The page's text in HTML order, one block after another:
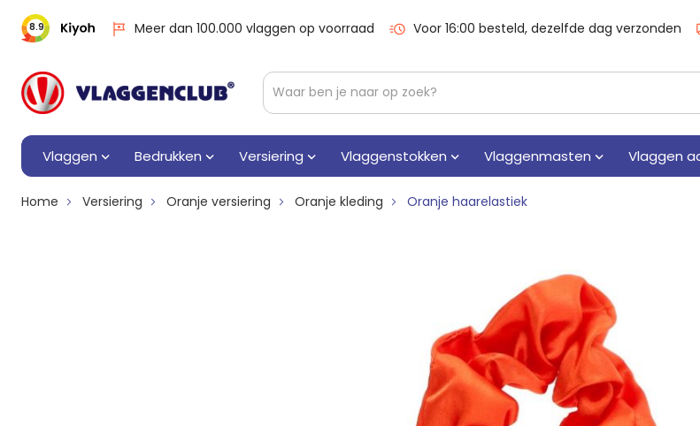
8.9 Meer dan 100.000 vlaggen op voorraad Voor 16:00 besteld, dezelfde dag verzonden
Vlaggen Bedrukken Versiering Vlaggenstokken Vlaggenmasten Vlaggen
Home Versiering Oranje versiering Oranje kleding Oranje haarelastiek